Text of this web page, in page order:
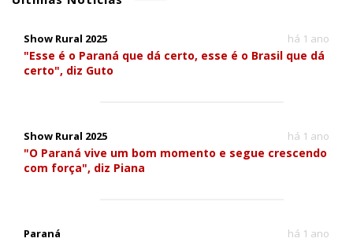
Show Rural 2025 há 1 ano
"Esse é o Paraná que dá certo, esse é o Brasil que dá
certo", diz Guto
Show Rural 2025 há 1 ano
"O Paraná vive um bom momento e segue crescendo
com força", diz Piana
Paraná há 1 ano